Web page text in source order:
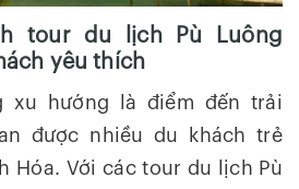
tour du lịch Pù Luông
yêu thích
xu hướng là điểm đến trải
được nhiều du khách trẻ
Hóa. Với các tour du lịch Pù